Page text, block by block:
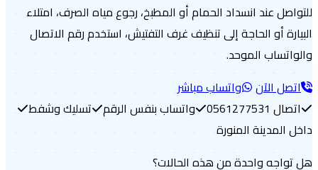
عند انسداد الحمام أو المطبخ، رجوع مياه الصرف، امتلاء
أو الحاجة إلى تنظيف غرف التفتيش، استخدم رقم الاتصال
الموحد.
الآن
واتساب مباشر
0561277531
واتساب بنفس الرقم تسليك وشفط
المدينة المنورة
واحدة من هذه الحالات؟